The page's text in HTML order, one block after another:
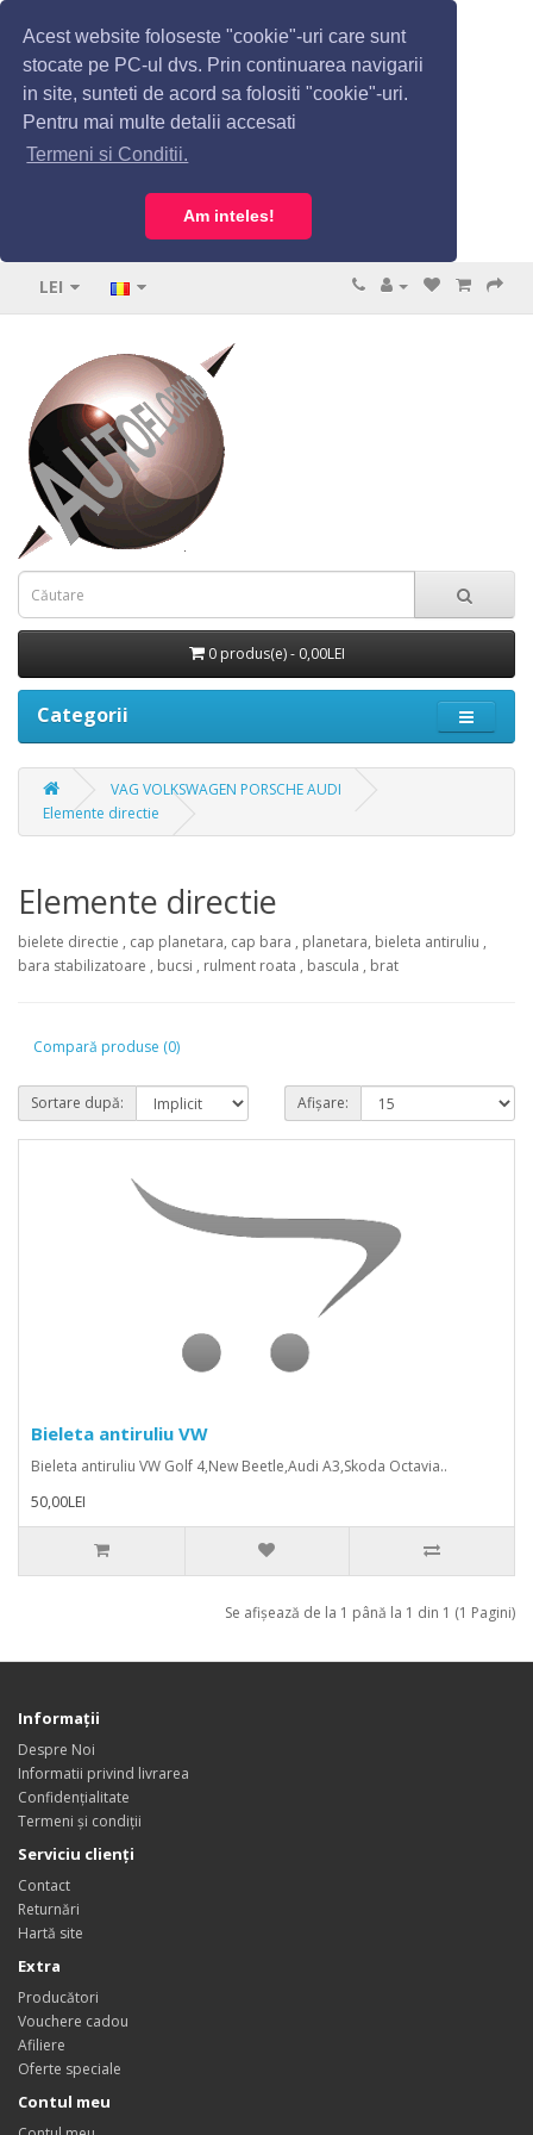
Acest website foloseste "cookie"-uri care sunt
stocate pe PC-ul dvs. Prin continuarea navigarii
in site, sunteti de acord sa folositi "cookie"-uri.
Pentru mai multe detalii accesati
Termeni si Conditii.
Am inteles!
LEI
0 produs(e) - 0,00LEI
Categorii
VAG VOLKSWAGEN PORSCHE AUDI
Elemente directie
Elemente directie
bielete directie , cap planetara, cap bara , planetara, bieleta antiruliu ,
bara stabilizatoare , bucsi , rulment roata , bascula , brat
Compară produse (0)
Sortare după: Afișare:
Bieleta antiruliu VW
Bieleta antiruliu VW Golf 4,New Beetle,Audi A3,Skoda Octavia..
50,00LEI
Se afişează de la 1 până la 1 din 1 (1 Pagini)
Informații
Despre Noi
Informatii privind livrarea
Confidențialitate
Termeni și condiții
Serviciu clienți
Contact
Returnări
Hartă site
Extra
Producători
Vouchere cadou
Afiliere
Oferte speciale
Contul meu